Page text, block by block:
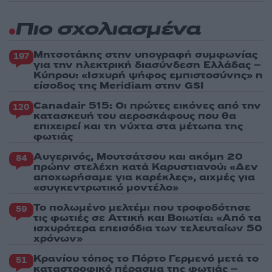
Πιο σχολιασμένα
197 Μητσοτάκης στην υπογραφή συμφωνίας
για την ηλεκτρική διασύνδεση Ελλάδας –
Κύπρου: «Ισχυρή ψήφος εμπιστοσύνης» η
είσοδος της Meridiam στην GSI
120 Canadair 515: Οι πρώτες εικόνες από την
κατασκευή του αεροσκάφους που θα
επιχειρεί και τη νύχτα στα μέτωπα της
φωτιάς
84 Αυγερινός, Μουτσάτσου και ακόμη 20
πρώην στελέχη κατά Καρυστιανού: «Δεν
αποχωρήσαμε για καρέκλες», αιχμές για
«συγκεντρωτικό μοντέλο»
59 Το πολωμένο μελτέμι που τροφοδότησε
τις φωτιές σε Αττική και Βοιωτία: «Από τα
ισχυρότερα επεισόδια των τελευταίων 50
χρόνων»
51 Κρανίου τόπος το Πόρτο Γερμενό μετά το
καταστροφικό πέρασμα της φωτιάς –